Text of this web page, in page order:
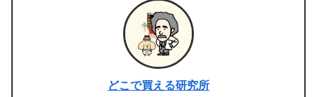
どこで買える研究所